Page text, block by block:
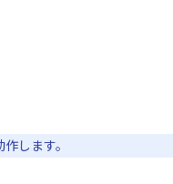
作します。